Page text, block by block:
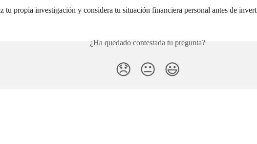
tu propia investigación y considera tu situación financiera personal antes de
¿Ha quedado contestada tu pregunta?
😞 😐 😃